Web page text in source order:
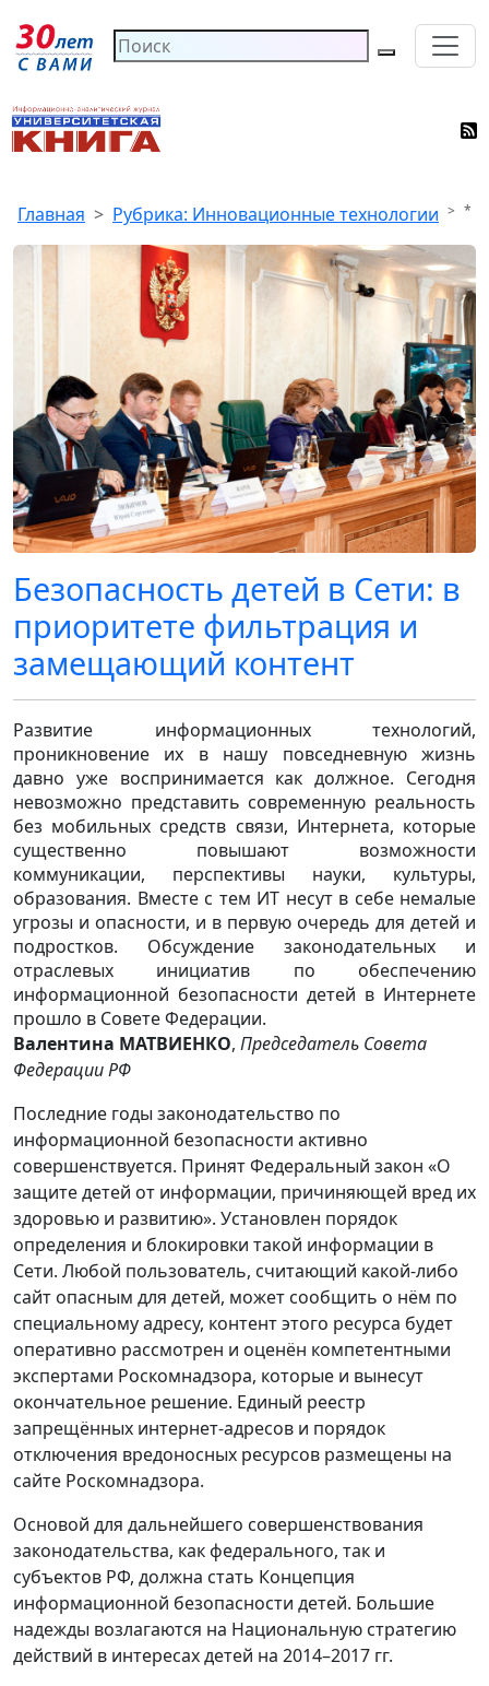
Главная Рубрика: Инновационные технологии *
Безопасность детей в Cети: в
приоритете фильтрация и
замещающий контент
Развитие информационных технологий,
проникновение их в нашу повседневную жизнь
давно уже воспринимается как должное. Сегодня
невозможно представить современную реальность
без мобильных средств связи, Интернета, которые
существенно повышают возможности
коммуникации, перспективы науки, культуры,
образования. Вместе с тем ИТ несут в себе немалые
угрозы и опасности, и в первую очередь для детей и
подростков. Обсуждение законодательных и
отраслевых инициатив по обеспечению
информационной безопасности детей в Интернете
прошло в Совете Федерации.
Валентина МАТВИЕНКО, Председатель Совета
Федерации РФ
Последние годы законодательство по
информационной безопасности активно
совершенствуется. Принят Федеральный закон «О
защите детей от информации, причиняющей вред их
здоровью и развитию». Установлен порядок
определения и блокировки такой информации в
Сети. Любой пользователь, считающий какой-либо
сайт опасным для детей, может сообщить о нём по
специальному адресу, контент этого ресурса будет
оперативно рассмотрен и оценён компетентными
экспертами Роскомнадзора, которые и вынесут
окончательное решение. Единый реестр
запрещённых интернет-адресов и порядок
отключения вредоносных ресурсов размещены на
сайте Роскомнадзора.
Основой для дальнейшего совершенствования
законодательства, как федерального, так и
субъектов РФ, должна стать Концепция
информационной безопасности детей. Большие
надежды возлагаются на Национальную стратегию
действий в интересах детей на 2014–2017 гг.